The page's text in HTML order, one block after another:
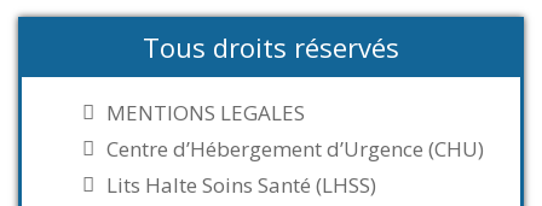
Tous droits réservés
MENTIONS LEGALES
Centre d’Hébergement d’Urgence (CHU)
Lits Halte Soins Santé (LHSS)